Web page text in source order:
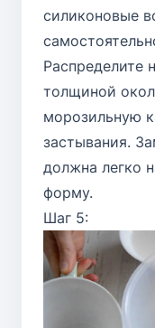
силиконовые
Распределите
толщиной
морозильную
застывания.
должна легко
форму.
Шаг 5: